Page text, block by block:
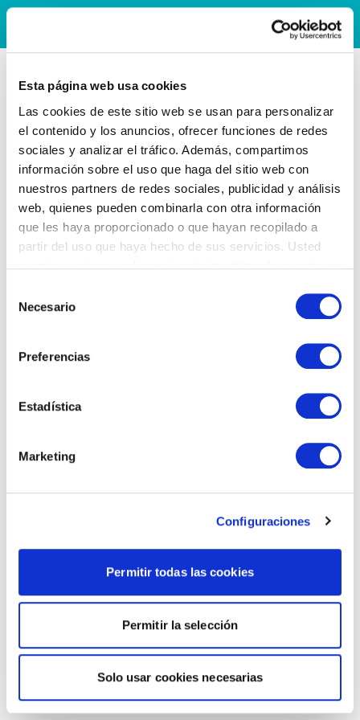
Esta página web usa cookies
Las cookies de este sitio web se usan para personalizar
el contenido y los anuncios, ofrecer funciones de redes
sociales y analizar el tráfico. Además, compartimos
información sobre el uso que haga del sitio web con
nuestros partners de redes sociales, publicidad y análisis
web, quienes pueden combinarla con otra información
que les haya proporcionado o que hayan recopilado a
partir del uso que haya hecho de sus servicios. Usted
Necesario
Preferencias
Estadística
Marketing
Configuraciones
Permitir todas las cookies
Permitir la selección
Solo usar cookies necesarias